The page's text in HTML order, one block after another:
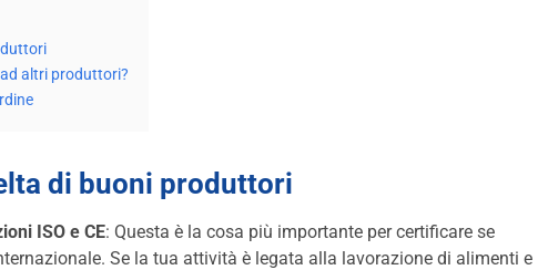
altri produttori?
di buoni produttori
ISO e CE: Questa è la cosa più importante per certificare se
Se la tua attività è legata alla lavorazione di alimenti e